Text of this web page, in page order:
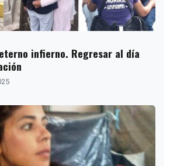
infierno. Regresar al día